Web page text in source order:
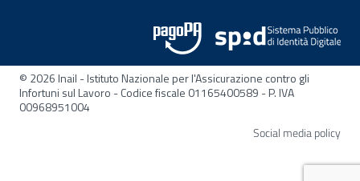
© 2026 Inail - Istituto Nazionale per l'Assicurazione contro gli
Infortuni sul Lavoro - Codice fiscale 01165400589 - P. IVA
00968951004
Social media policy